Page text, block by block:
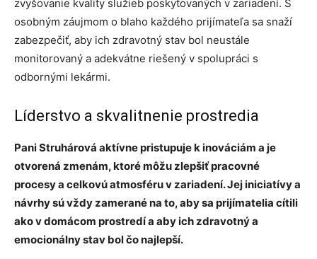
zvyšovanie kvality služieb poskytovaných v zariadení. S
osobným záujmom o blaho každého prijímateľa sa snaží
zabezpečiť, aby ich zdravotný stav bol neustále
monitorovaný a adekvátne riešený v spolupráci s
odbornými lekármi.
Líderstvo a skvalitnenie prostredia
Pani Struhárová aktívne pristupuje k inováciám a je
otvorená zmenám, ktoré môžu zlepšiť pracovné
procesy a celkovú atmosféru v zariadení. Jej iniciatívy a
návrhy sú vždy zamerané na to, aby sa prijímatelia cítili
ako v domácom prostredí a aby ich zdravotný a
emocionálny stav bol čo najlepší.